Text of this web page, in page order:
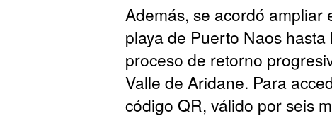
Además, se acordó ampliar
playa de Puerto Naos
proceso de retorno
Valle de Aridane. Para
código QR, válido por seis